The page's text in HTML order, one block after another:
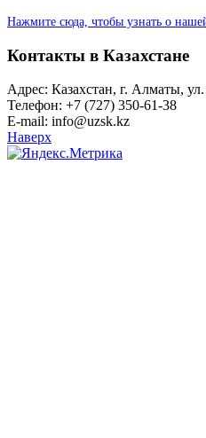
Нажмите сюда, чтобы узнать о
Контакты в Казахстане
Адрес: Казахстан, г. Алматы,
Телефон: +7 (727) 350-61-38
E-mail: info@uzsk.kz
Наверх